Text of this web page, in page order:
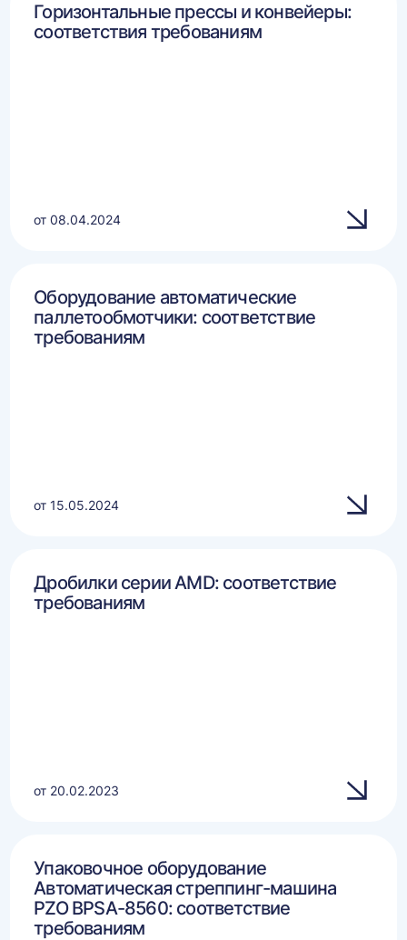
Горизонтальные прессы и конвейеры:
соответствия требованиям
от 08.04.2024
Оборудование автоматические
паллетообмотчики: соответствие
требованиям
от 15.05.2024
Дробилки серии AMD: соответствие
требованиям
от 20.02.2023
Упаковочное оборудование
Автоматическая стреппинг-машина
PZO BPSA-8560: соответствие
требованиям